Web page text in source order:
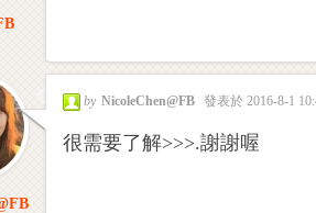
by NicoleChen@FB 發表於 2016-8-1
很需要了解>>>.謝謝喔